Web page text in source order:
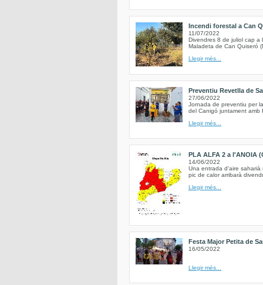
Incendi forestal a Can
11/07/2022
Divendres 8 de juliol cap a
Maladeta de Can Quiseró
Llegir més...
Preventiu Revetlla de
27/06/2022
Jornada de preventiu per
del Canigó juntament amb
Llegir més...
PLA ALFA 2 a l'ANOIA
14/06/2022
Una entrada d'aire
pic de calor arribarà
Llegir més...
Festa Major Petita de
16/05/2022
Llegir més...